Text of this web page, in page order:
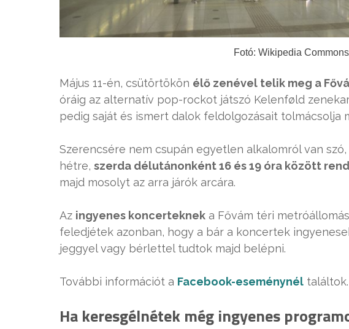
Fotó: Wikipedia
Május 11-én, csütörtökön élő zenével telik meg a
óráig az alternatív pop-rockot játszó Kelenføld
pedig saját és ismert dalok feldolgozásait tolmácsolja
Szerencsére nem csupán egyetlen alkalomról van
hétre, szerda délutánonként 16 és 19 óra között
majd mosolyt az arra járók arcára.
Az ingyenes koncerteknek a Fővám téri
feledjétek azonban, hogy a bár a koncertek
jeggyel vagy bérlettel tudtok majd belépni.
További információt a Facebook-eseménynél találtok.
Ha keresgélnétek még ingyenes